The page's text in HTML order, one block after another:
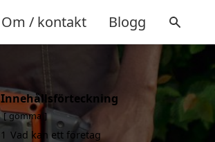
Om / kontakt Blogg
Innehållsförteckning
gömma
1 Vad kan ett företag